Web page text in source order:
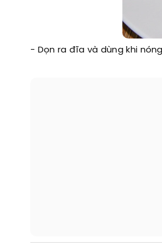
- Dọn ra đĩa và dùng khi